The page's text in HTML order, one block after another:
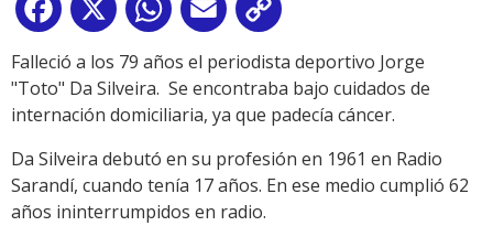
Facebook
X WhatsApp
Email
Link
Falleció a los 79 años el periodista deportivo Jorge
"Toto" Da Silveira. Se encontraba bajo cuidados de
internación domiciliaria, ya que padecía cáncer.
Da Silveira debutó en su profesión en 1961 en Radio
Sarandí, cuando tenía 17 años. En ese medio cumplió 62
años ininterrumpidos en radio.